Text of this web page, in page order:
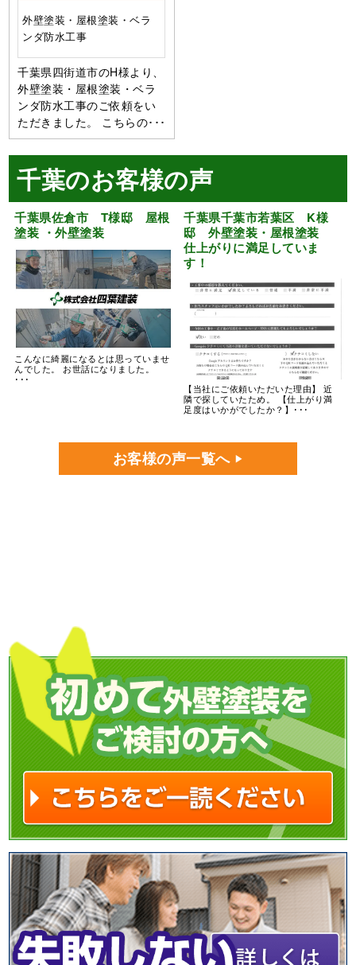
外壁塗装・屋根塗装・ベラ
ンダ防水工事
千葉県四街道市のH様より、
外壁塗装・屋根塗装・ベラ
ンダ防水工事のご依頼をい
ただきました。 こちらの･･･
千葉のお客様の声
千葉県佐倉市 T様邸 屋根
塗装 ・外壁塗装
こんなに綺麗になるとは思っていませ
んでした。 お世話になりました。
･･･
千葉県千葉市若葉区 K様
邸 外壁塗装・屋根塗装
仕上がりに満足していま
す！
【当社にご依頼いただいた理由】 近
隣で探していたため。 【仕上がり満
足度はいかがでしたか？】･･･
お客様の声一覧へ